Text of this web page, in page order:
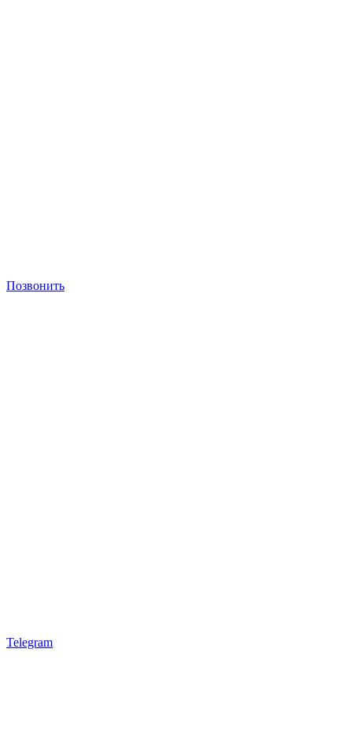
Позвонить
Telegram